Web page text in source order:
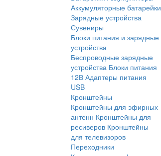
Аккумуляторные батарейки
Зарядные устройства
Сувениры
Блоки питания и зарядные
устройства
Беспроводные зарядные
устройства Блоки питания
12В Адаптеры питания
USB
Кронштейны
Кронштейны для эфирных
антенн Кронштейны для
ресиверов Кронштейны
для телевизоров
Переходники